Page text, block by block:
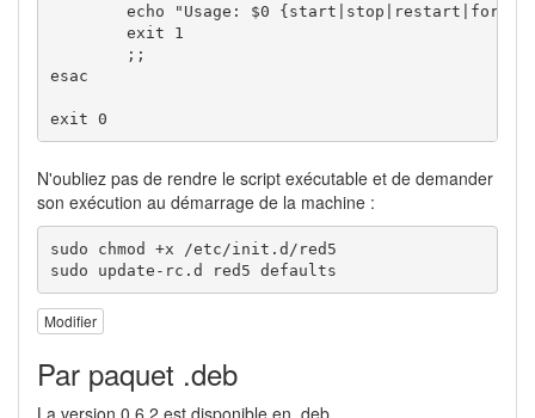
echo
"Usage: $0 {start|stop|restart|force-
exit
1
;;
esac
exit 0
N'oubliez pas de rendre le script exécutable et de demander
son exécution au démarrage de la machine :
sudo chmod +x /etc/init.d/red5
sudo update-rc.d red5 defaults
Modifier
Par paquet .deb
La version 0.6.2 est disponible en .deb.